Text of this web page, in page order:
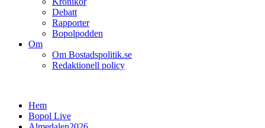
Debatt
Rapporter
Bopolpodden
Om
Om Bostadspolitik.se
Redaktionell policy
Hem
Bopol Live